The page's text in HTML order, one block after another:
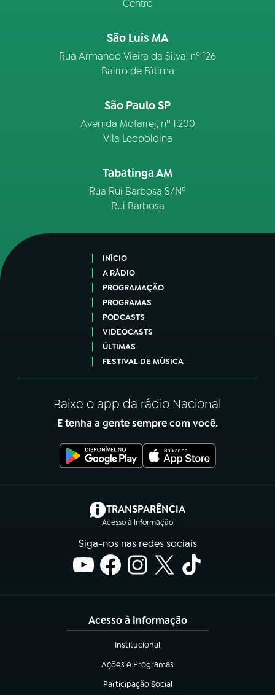
Centro
São Luís MA
Rua Armando Vieira da Silva, nº 126
Bairro de Fátima
São Paulo SP
Avenida Mofarrej, nº 1.200
Vila Leopoldina
Tabatinga AM
Rua Rui Barbosa S/Nº
Rui Barbosa
INÍCIO
A RÁDIO
PROGRAMAÇÃO
PROGRAMAS
PODCASTS
VIDEOCASTS
ÚLTIMAS
FESTIVAL DE MÚSICA
Baixe o app da rádio Nacional
E tenha a gente sempre com você.
TRANSPARÊNCIA
Acesso à Informação
(abre em nova aba)
Siga-nos nas redes sociais
Acesso à Informação
Institucional
(abre em nova aba)
Ações e Programas
(abre em nova aba)
Participação Social
(abre em nova aba)